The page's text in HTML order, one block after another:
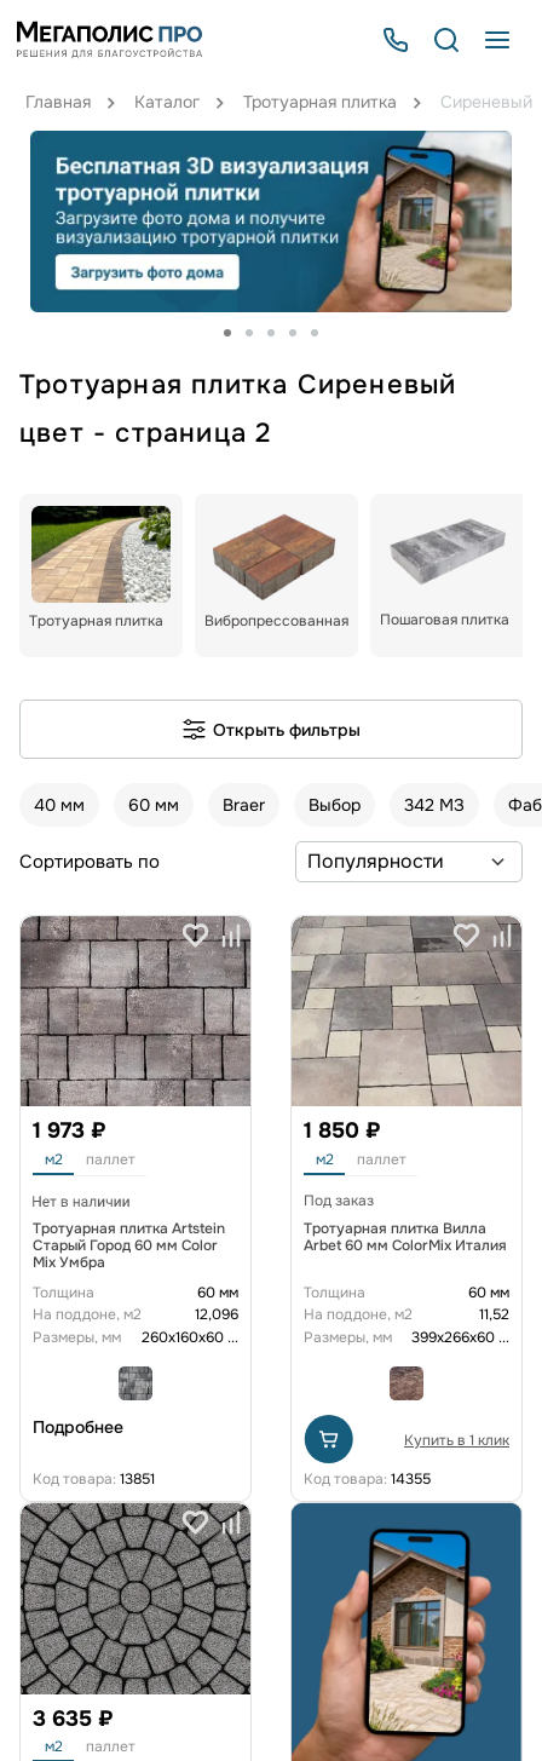
Главная Каталог Тротуарная плитка Сиреневый
Тротуарная плитка Сиреневый
цвет - страница 2
Тротуарная плитка Вибропрессованная Пошаговая плитка
Открыть фильтры
40 мм 60 мм Braer Выбор 342 МЗ
Сортировать по
1 973 ₽
м2 паллет
Тротуарная плитка Artstein
Старый Город 60 мм Color
Mix Умбра
Толщина
60 мм
На поддоне, м2
12,096
Размеры, мм
260х160х60...
Подробнее
Код товара: 13851
1 850 ₽
м2 паллет
Под заказ
Тротуарная плитка Вилла
Arbet 60 мм ColorMix Италия
Толщина
60 мм
На поддоне, м2
11,52
Размеры, мм
399х266х60...
Купить в 1 клик
Код товара: 14355
3 635 ₽
м2 паллет